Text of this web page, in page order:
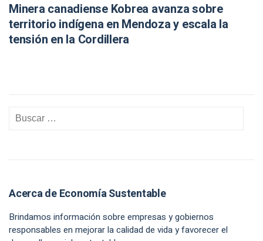
Minera canadiense Kobrea avanza sobre
territorio indígena en Mendoza y escala la
tensión en la Cordillera
Acerca de Economía Sustentable
Brindamos información sobre empresas y gobiernos
responsables en mejorar la calidad de vida y favorecer el